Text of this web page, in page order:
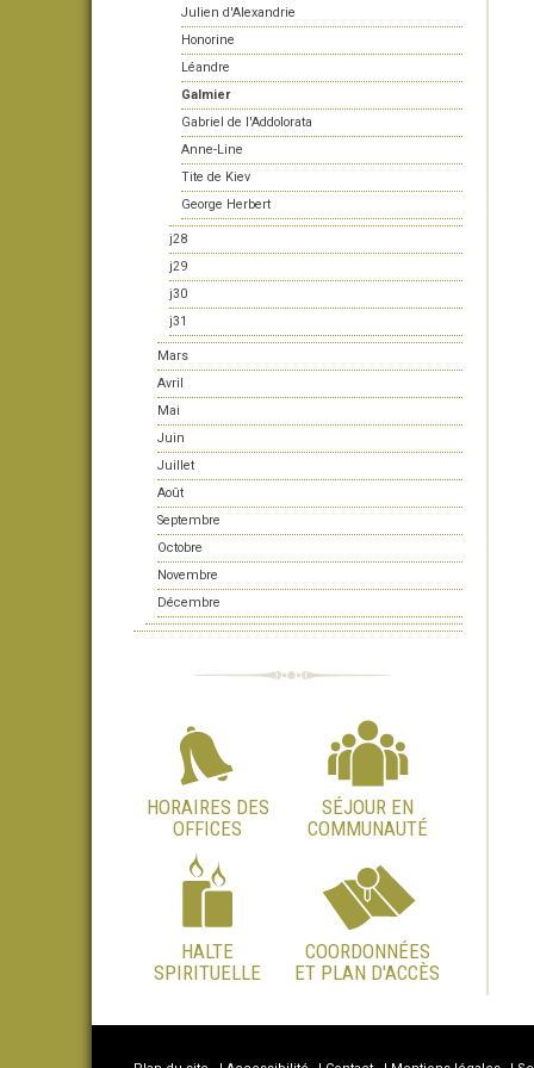
Julien d'Alexandrie
Honorine
Léandre
Galmier
Gabriel de l'Addolorata
Anne-Line
Tite de Kiev
George Herbert
j28
j29
j30
j31
Mars
Avril
Mai
Juin
Juillet
Août
Septembre
Octobre
Novembre
Décembre
HORAIRES DES
OFFICES
SÉJOUR EN
COMMUNAUTÉ
HALTE
SPIRITUELLE
COORDONNÉES
ET PLAN D'ACCÈS